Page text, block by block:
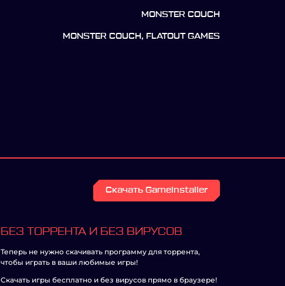
MONSTER COUCH
MONSTER COUCH, FLATOUT GAMES
Скачать GameInstaller
БЕЗ ТОРРЕНТА И БЕЗ ВИРУСОВ
Теперь не нужно скачивать программу для торрента,
чтобы играть в ваши любимые игры!
Скачать игры бесплатно и без вирусов прямо в браузере!